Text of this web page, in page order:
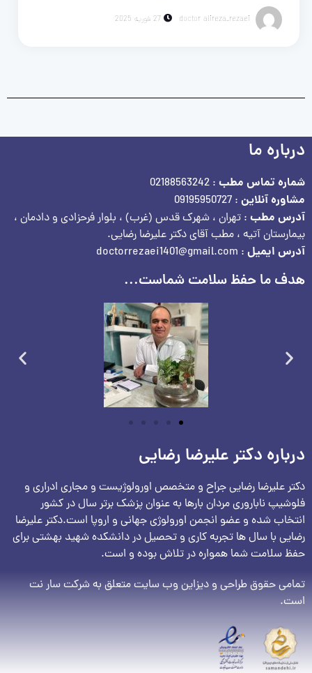
doctor alireza_rezaei 27 فوریه 2025
درباره ما
شماره تماس مطب : 02188563242
مشاوره آنلاین : 09195950727
آدرس مطب : تهران ، شهرک قدس (غرب) ، بلوار فرحزادی و دادمان ،
بیمارستان آتیه ، مطب آقای دکتر علیرضا رضایی.
آدرس ایمیل : doctorrezaei1401@gmail.com
هدف ما حفظ سلامت شماست...
درباره دکتر علیرضا رضایی
دکتر علیرضا رضایی جراح و متخصص اورولوژیست و مجاری ادراری و
فلوشیپ ناباروری مردان بارها به عنوان پزشک برتر سال در کشور
انتخاب شده و عضو انجمن اورولوژی جهانی و اروپا است.دکتر علیرضا
رضایی با سال ها تجربه کاری و تحصیل در دانشکده شهید بهشتی برای
حفظ سلامت شما همواره در تلاش بوده و است.
تمامی حقوق طراحی و دیزاین وب سایت متعلق به شرکت سار نت
است.